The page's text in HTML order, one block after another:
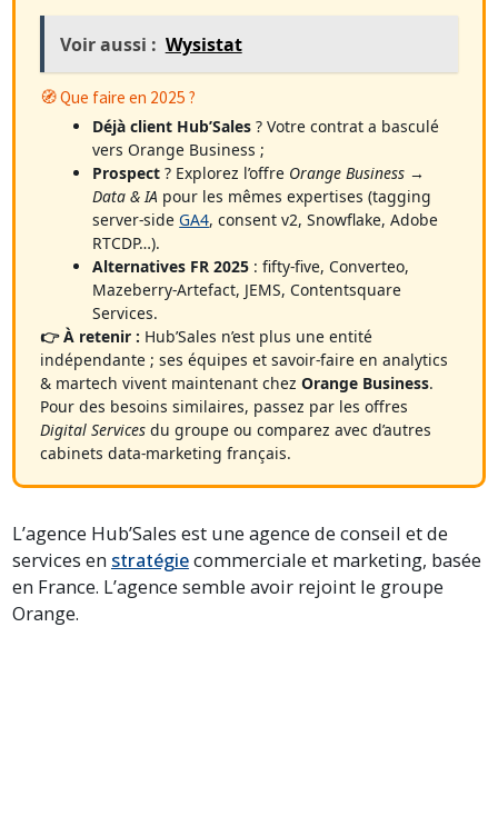
Voir aussi : Wysistat
🧭 Que faire en 2025 ?
Déjà client Hub’Sales ? Votre contrat a basculé
vers Orange Business ;
Prospect ? Explorez l’offre Orange Business →
Data & IA pour les mêmes expertises (tagging
server-sideGA4, consent v2, Snowflake, Adobe
RTCDP…).
Alternatives FR 2025 : fifty-five, Converteo,
Mazeberry-Artefact, JEMS, Contentsquare
Services.
👉 À retenir : Hub’Sales n’est plus une entité
indépendante ; ses équipes et savoir-faire en analytics
& martech vivent maintenant chez Orange Business.
Pour des besoins similaires, passez par les offres
Digital Servicesdu groupe ou comparez avec d’autres
cabinets data-marketing français.
L’agence Hub’Sales est une agence de conseil et de
services en stratégiecommerciale et marketing, basée
en France. L’agence semble avoir rejoint le groupe
Orange.